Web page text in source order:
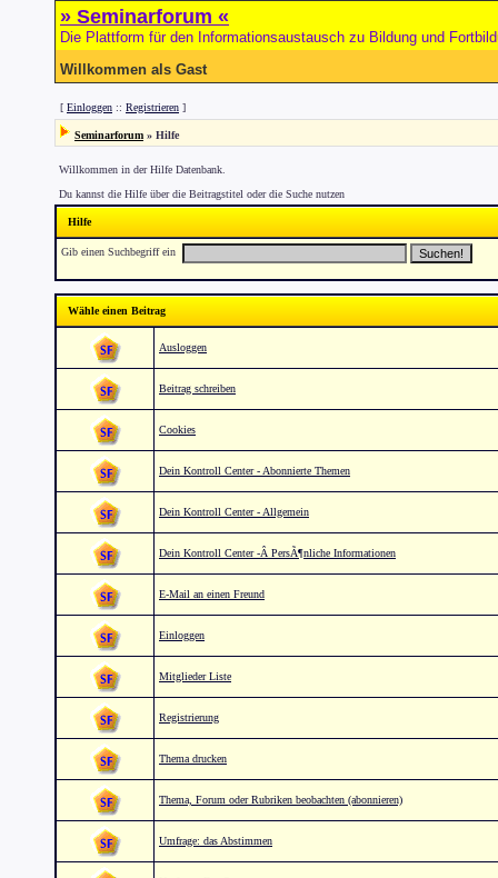
» Seminarforum «
Die Plattform für den Informationsaustausch zu Bildung und
Willkommen als Gast
[ Einloggen :: Registrieren ]
Seminarforum » Hilfe
Willkommen in der Hilfe Datenbank.
Du kannst die Hilfe über die Beitragstitel oder die Suche nutzen
Hilfe
Gib einen Suchbegriff ein
Wähle einen Beitrag
Ausloggen
Beitrag schreiben
Cookies
Dein Kontroll Center - Abonnierte Themen
Dein Kontroll Center - Allgemein
Dein Kontroll Center -Â PersÃ¶nliche Informationen
E-Mail an einen Freund
Einloggen
Mitglieder Liste
Registrierung
Thema drucken
Thema, Forum oder Rubriken beobachten (abonnieren)
Umfrage: das Abstimmen